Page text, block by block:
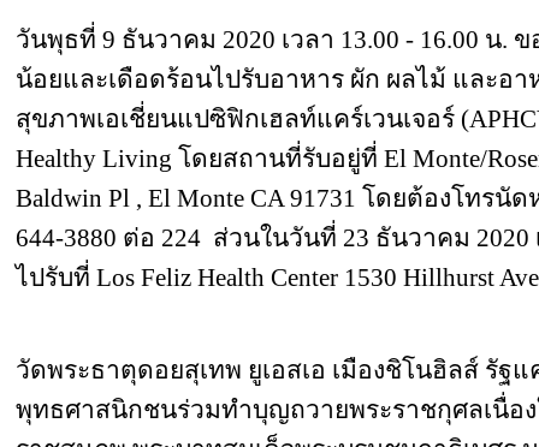
วันพุธที่ 9 ธันวาคม 2020 เวลา 13.00 - 16.00 น.
น้อยและเดือดร้อนไปรับอาหาร ผัก ผลไม้ และอ
สุขภาพเอเชี่ยนแปซิฟิกเฮลท์แคร์เวนเจอร์
Healthy Living โดยสถานที่รับอยู่ที่ El Monte/
Baldwin Pl , El Monte CA 91731 โดยต้องโทรนั
644-3880 ต่อ 224 ส่วนในวันที่ 23 ธันวาคม 2020
ไปรับที่ Los Feliz Health Center 1530 Hillhurst
วัดพระธาตุดอยสุเทพ ยูเอสเอ เมืองชิโนฮิลส์ รัฐ
พุทธศาสนิกชนร่วมทำบุญถวายพระราชกุศลเนื่อ